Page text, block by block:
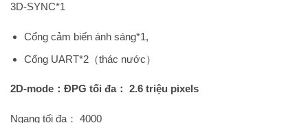
3D-SYNC*1
Cổng cảm biến ánh sáng*1,
Cổng UART*2（thác nước）
2D-mode：ĐPG tối đa： 2.6 triệu pixels
Ngang tối đa： 4000